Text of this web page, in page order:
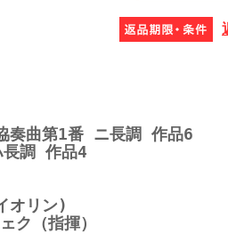
奏曲第1番 ニ長調 作品6
調 作品4
オリン)
ク（指揮）